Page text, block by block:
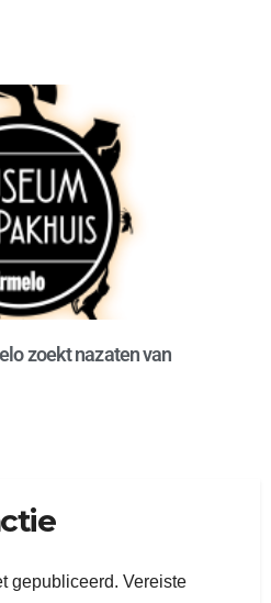
zoekt nazaten van
gepubliceerd. Vereiste